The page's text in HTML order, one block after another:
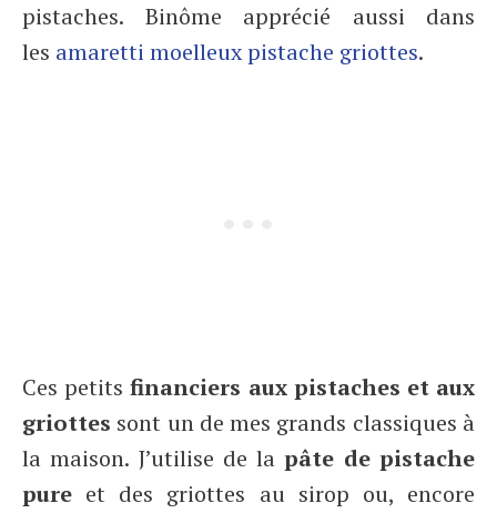
pistaches. Binôme apprécié aussi dans
les amaretti moelleux pistache griottes.
Ces petitsfinanciers aux pistaches et aux
griottes sont un de mes grands classiques à
la maison. J’utilise de lapâte de pistache
pure et des griottes au sirop ou, encore